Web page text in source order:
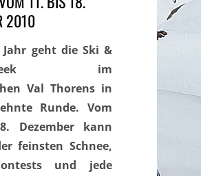
2010
geht die Ski &
im
Val Thorens in
Runde. Vom
Dezember kann
feinsten Schnee,
und jede